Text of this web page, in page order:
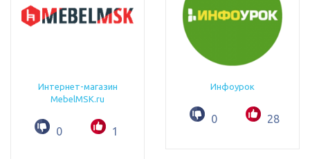
Интернет-магазин
MebelMSK.ru
0 1
Инфоурок
0 28